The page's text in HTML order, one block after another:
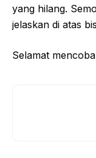
yang hilang.
jelaskan di atas
Selamat